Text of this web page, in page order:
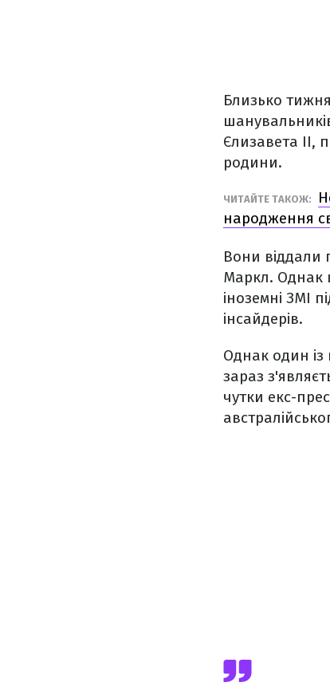
Близько
Єлизавета ІІ,
родини.
ЧИТАЙТЕ ТАКОЖ:
народження
Вони віддали
Маркл. Однак
іноземні ЗМІ
інсайдерів.
Однак один із
зараз
чутки екс-